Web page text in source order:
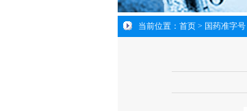
当前位置： 首页 > 国药准字号